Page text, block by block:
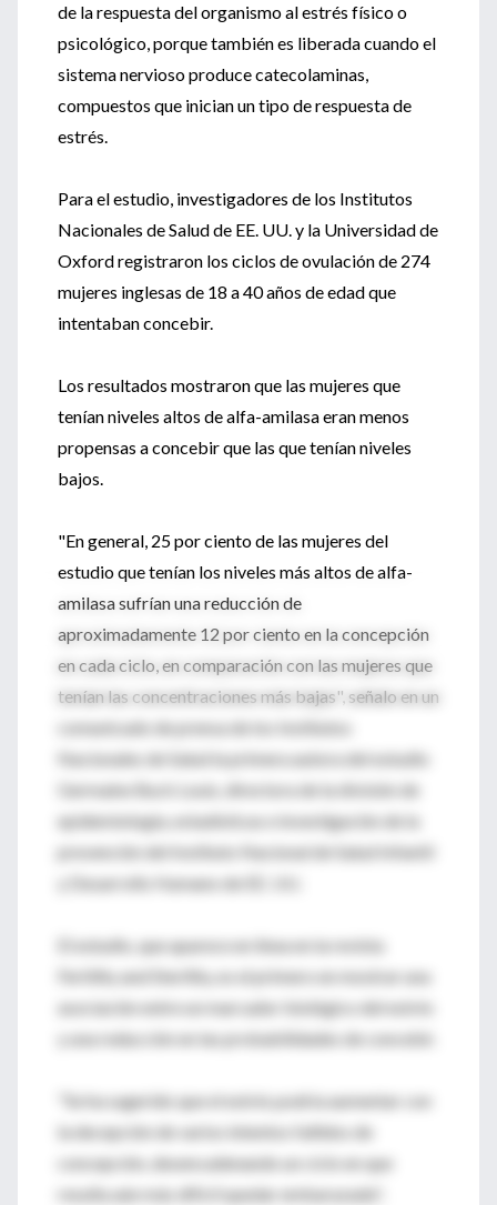
de la respuesta del organismo al estrés físico o
psicológico, porque también es liberada cuando el
sistema nervioso produce catecolaminas,
compuestos que inician un tipo de respuesta de
estrés.
Para el estudio, investigadores de los Institutos
Nacionales de Salud de EE. UU. y la Universidad de
Oxford registraron los ciclos de ovulación de 274
mujeres inglesas de 18 a 40 años de edad que
intentaban concebir.
Los resultados mostraron que las mujeres que
tenían niveles altos de alfa-amilasa eran menos
propensas a concebir que las que tenían niveles
bajos.
"En general, 25 por ciento de las mujeres del
estudio que tenían los niveles más altos de alfa-
amilasa sufrían una reducción de
aproximadamente 12 por ciento en la concepción
en cada ciclo, en comparación con las mujeres que
tenían las concentraciones más bajas", señalo en un
comunicado de prensa de los Institutos
Nacionales de Salud la primera autora del estudio
Germaine Buck Louis, directora de la división de
epidemiología, estadísticas e investigación de la
prevención del Instituto Nacional de Salud Infantil
y Desarrollo Humano de EE. UU.
El estudio, que aparece en línea en la revista
Fertility and Sterility, es el primero en mostrar una
asociación entre un marcador biológico del estrés
y una reducción en las probabilidades de concebir.
"Se ha sugerido que el estrés podría aumentar con
la decepción de varios intentos fallidos de
concepción, desencadenando un ciclo en que
resulta aún más difícil quedar embarazada",